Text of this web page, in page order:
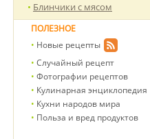
Блинчики с мясом
ПОЛЕЗНОЕ
Новые рецепты
Случайный рецепт
Фотографии рецептов
Кулинарная энциклопедия
Кухни народов мира
Польза и вред продуктов